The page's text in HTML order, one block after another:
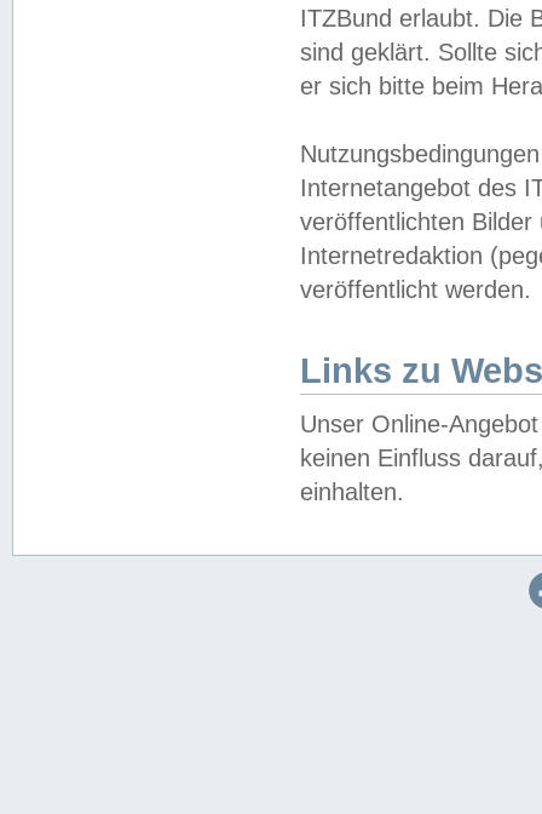
ITZBund erlaubt. Die
sind geklärt. Sollte
er sich bitte beim
Internetangebot des
veröffentlichten
Internetredaktion
veröffentlicht werden.
Links zu
Unser Online-
keinen Einfluss
einhalten.